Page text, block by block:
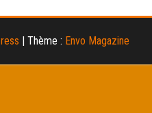
Thème : Envo Magazine